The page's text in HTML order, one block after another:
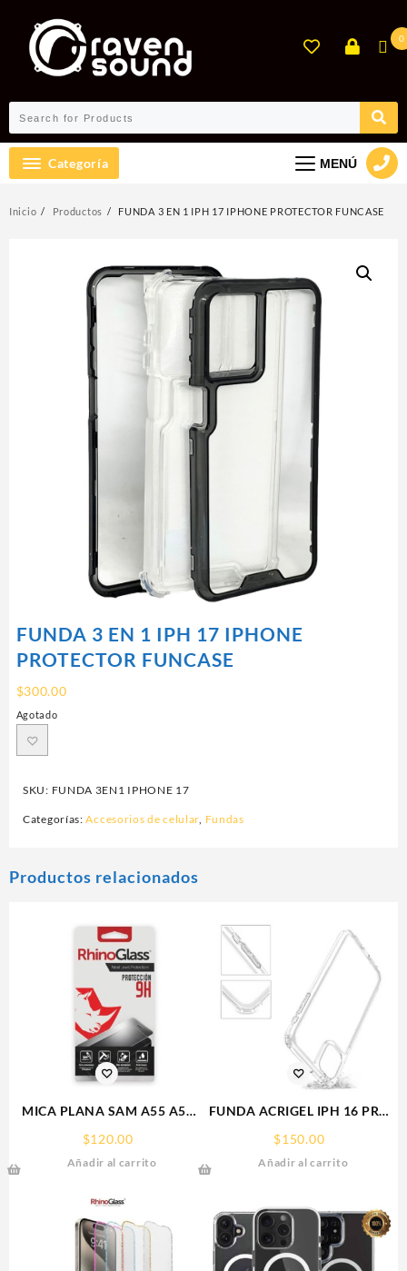
contenido
0
Categoría MENÚ
Inicio Productos FUNDA 3 EN 1 IPH 17 IPHONE PROTECTOR FUNCASE
FUNDA 3 EN 1 IPH 17 IPHONE
PROTECTOR FUNCASE
$300.00
Agotado
SKU: FUNDA 3EN1 IPHONE 17
Categorías:Accesorios de celular, Fundas
Productos relacionados
MICA PLANA SAM A55 A56
$120.00
Añadir al carrito
FUNDA ACRIGEL IPH 16 PRO
$150.00
Añadir al carrito